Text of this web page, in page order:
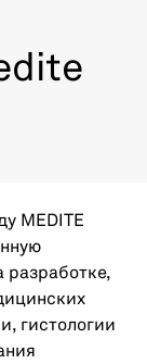
MEDITE
гистологии